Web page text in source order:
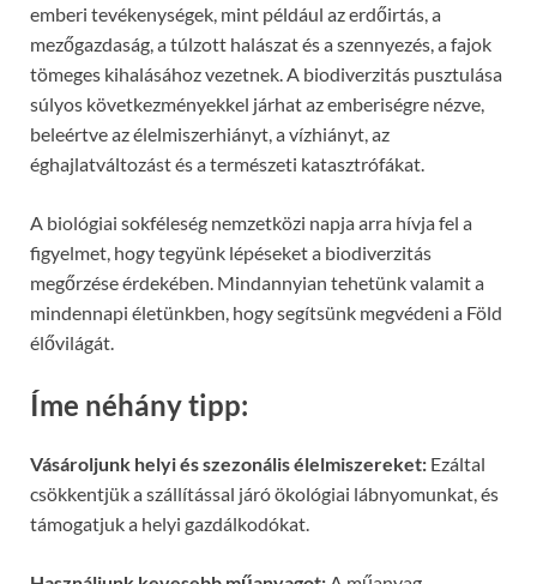
emberi tevékenységek, mint például az erdőirtás, a
mezőgazdaság, a túlzott halászat és a szennyezés, a fajok
tömeges kihalásához vezetnek. A biodiverzitás pusztulása
súlyos következményekkel járhat az emberiségre nézve,
beleértve az élelmiszerhiányt, a vízhiányt, az
éghajlatváltozást és a természeti katasztrófákat.
A biológiai sokféleség nemzetközi napja arra hívja fel a
figyelmet, hogy tegyünk lépéseket a biodiverzitás
megőrzése érdekében. Mindannyian tehetünk valamit a
mindennapi életünkben, hogy segítsünk megvédeni a Föld
élővilágát.
Íme néhány tipp:
Vásároljunk helyi és szezonális élelmiszereket: Ezáltal
csökkentjük a szállítással járó ökológiai lábnyomunkat, és
támogatjuk a helyi gazdálkodókat.